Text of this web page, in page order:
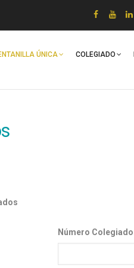
ÚNICA COLEGIADO
Número Colegiado